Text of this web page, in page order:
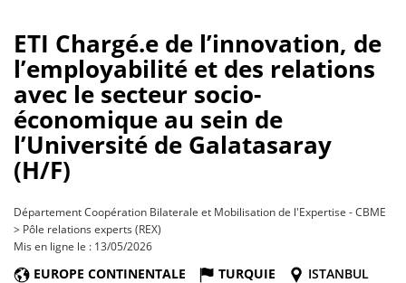
ETI Chargé.e de l’innovation, de
l’employabilité et des relations
avec le secteur socio-
économique au sein de
l’Université de Galatasaray
(H/F)
Département Coopération Bilaterale et Mobilisation de l'Expertise - CBME
> Pôle relations experts (REX)
Mis en ligne le : 13/05/2026
EUROPE CONTINENTALE TURQUIE ISTANBUL